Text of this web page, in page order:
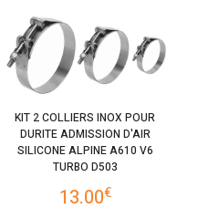
KIT 2 COLLIERS INOX POUR
DURITE ADMISSION D'AIR
SILICONE ALPINE A610 V6
TURBO D503
13.00€